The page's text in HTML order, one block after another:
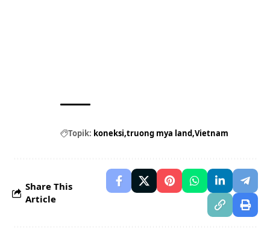
Topik: koneksi truong mya land Vietnam
Share This
Article